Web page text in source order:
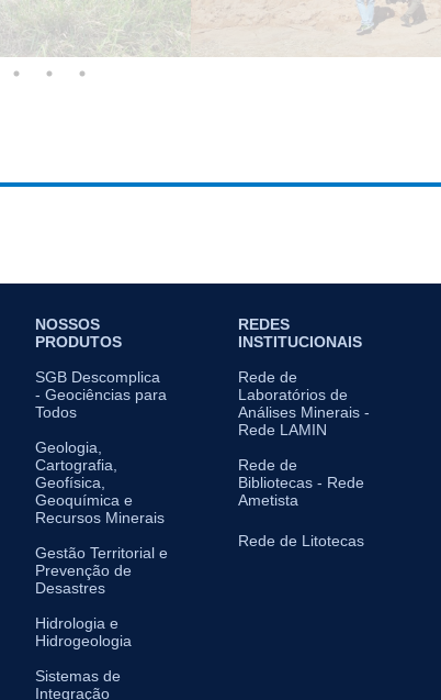
NOSSOS
PRODUTOS
SGB Descomplica
- Geociências para
Todos
Geologia,
Cartografia,
Geofísica,
Geoquímica e
Recursos Minerais
Gestão Territorial e
Prevenção de
Desastres
Hidrologia e
Hidrogeologia
Sistemas de
Integração
REDES
INSTITUCIONAIS
Rede de
Laboratórios de
Análises Minerais -
Rede LAMIN
Rede de
Bibliotecas - Rede
Ametista
Rede de Litotecas